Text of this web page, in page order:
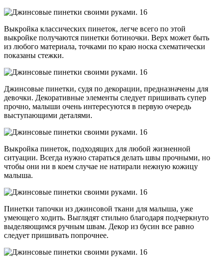
Выкройка классических пинеток, легче всего по этой
выкройке получаются пинетки ботиночки. Верх может быть
из любого материала, точками по краю носка схематически
показаны стежки.
Джинсовые пинетки, судя по декорации, предназначены для
девочки. Декоративные элементы следует пришивать супер
прочно, малыши очень интересуются в первую очередь
выступающими деталями.
Выкройка пинеток, подходящих для любой жизненной
ситуации. Всегда нужно стараться делать швы прочными, но
чтобы они ни в коем случае не натирали нежную кожицу
малыша.
Пинетки тапочки из джинсовой ткани для малыша, уже
умеющего ходить. Выглядят стильно благодаря подчеркнуто
выделяющимся ручным швам. Декор из бусин все равно
следует пришивать попрочнее.